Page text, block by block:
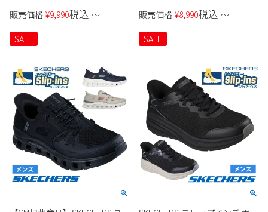
販売価格 ¥9,990税込 〜
SALE
メンズ
販売価格 ¥8,990税込 〜
SALE